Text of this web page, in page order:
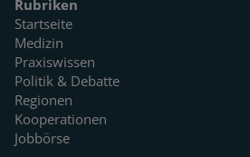
Rubriken
Startseite
Medizin
Praxiswissen
Politik & Debatte
Regionen
Kooperationen
Jobbörse